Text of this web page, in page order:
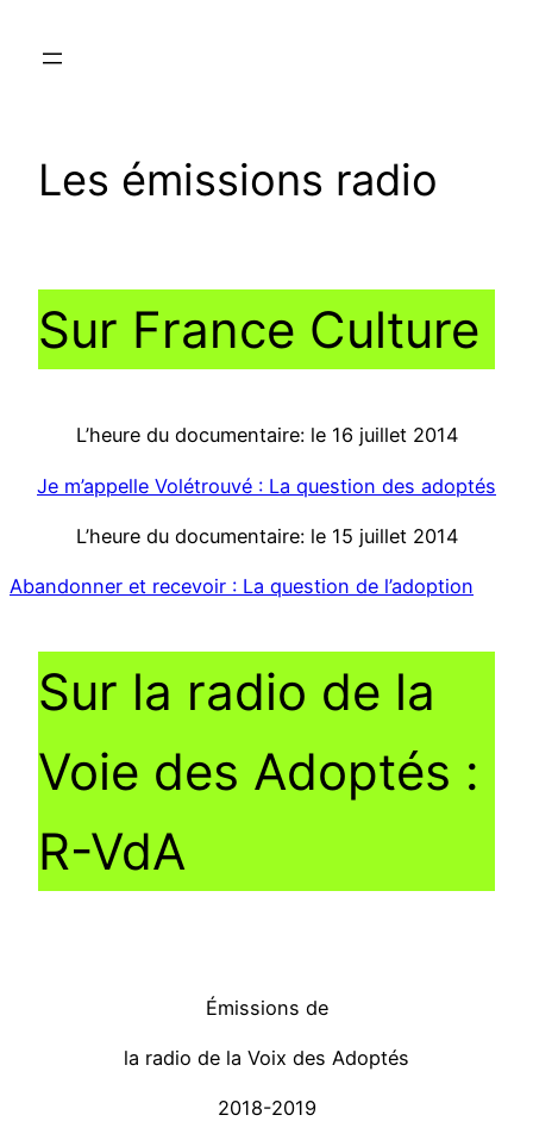
Les émissions radio
Sur France Culture
L’heure du documentaire: le 16 juillet 2014
Je m’appelle Volétrouvé : La question des adoptés
L’heure du documentaire: le 15 juillet 2014
Abandonner et recevoir : La question de l’adoption
Sur la radio de la
Voie des Adoptés :
R-VdA
Émissions de
la radio de la Voix des Adoptés
2018-2019